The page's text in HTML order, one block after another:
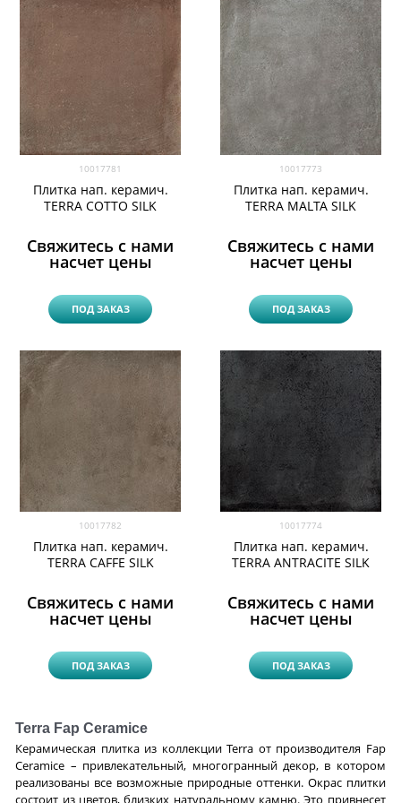
10017781
Плитка нап. керамич.
TERRA COTTO SILK
Свяжитесь с нами
насчет цены
ПОД ЗАКАЗ
10017773
Плитка нап. керамич.
TERRA MALTA SILK
Свяжитесь с нами
насчет цены
ПОД ЗАКАЗ
10017782
Плитка нап. керамич.
TERRA CAFFE SILK
Свяжитесь с нами
насчет цены
ПОД ЗАКАЗ
10017774
Плитка нап. керамич.
TERRA ANTRACITE SILK
Свяжитесь с нами
насчет цены
ПОД ЗАКАЗ
Terra Fap Ceramice
Керамическая плитка из коллекции Terra от производителя Fap
Ceramice – привлекательный, многогранный декор, в котором
реализованы все возможные природные оттенки. Окрас плитки
состоит из цветов, близких натуральному камню. Это привнесет